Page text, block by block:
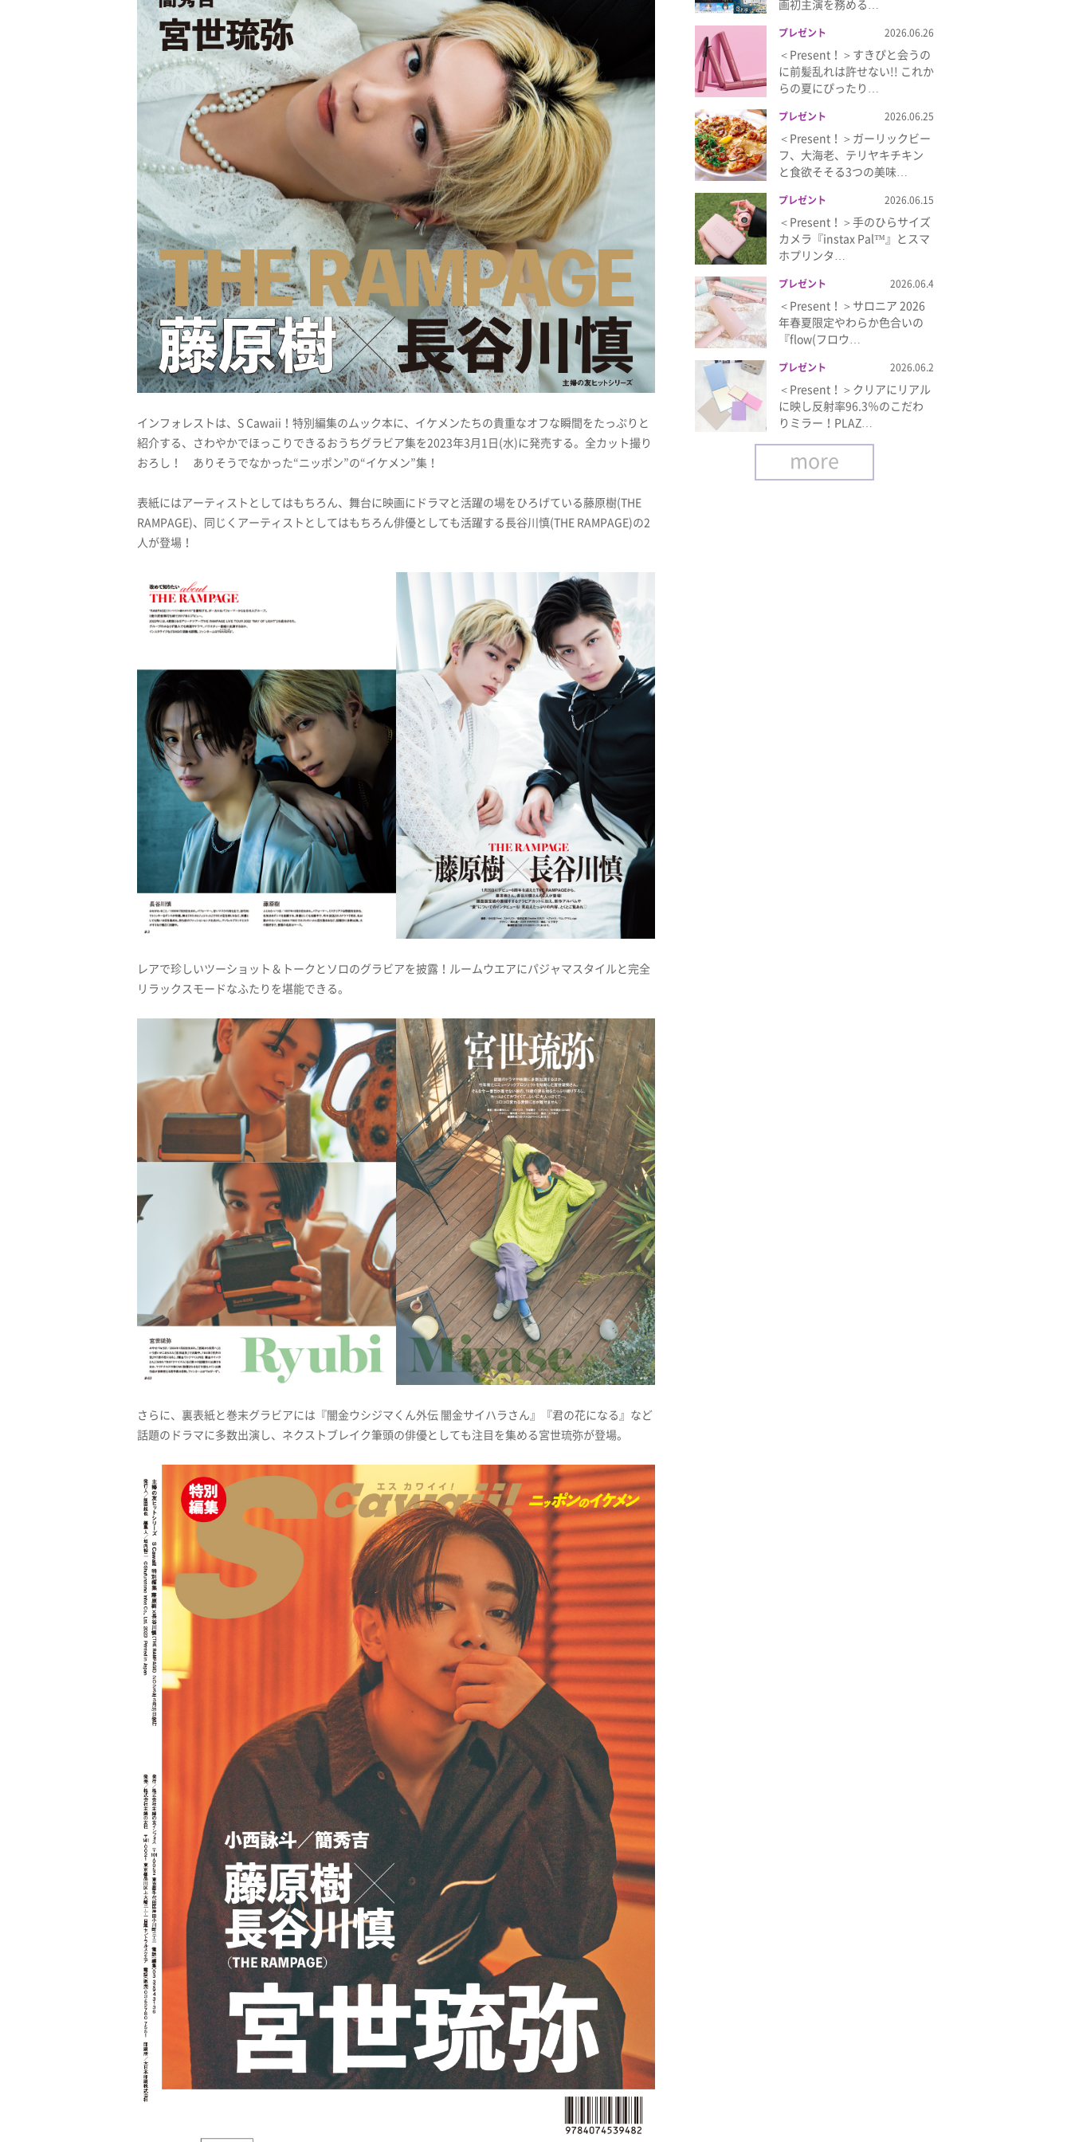
インフォレストは、S Cawaii！特別編集のムック本に、イケメンたちの貴重なオフな瞬間をたっぷりと
紹介する、さわやかでほっこりできるおうちグラビア集を2023年3月1日(水)に発売する。全カット撮り
おろし！ ありそうでなかった“ニッポン”の“イケメン”集！
表紙にはアーティストとしてはもちろん、舞台に映画にドラマと活躍の場をひろげている藤原樹(THE
RAMPAGE)、同じくアーティストとしてはもちろん俳優としても活躍する長谷川慎(THE RAMPAGE)の2
人が登場！
レアで珍しいツーショット＆トークとソロのグラビアを披露！ルームウエアにパジャマスタイルと完全
リラックスモードなふたりを堪能できる。
さらに、裏表紙と巻末グラビアには『闇金ウシジマくん外伝 闇金サイハラさん』『君の花になる』など
話題のドラマに多数出演し、ネクストブレイク筆頭の俳優としても注目を集める宮世琉弥が登場。
画初主演を務める…
プレゼント 2026.06.26
＜Present！＞すきぴと会うの
に前髪乱れは許せない!! これか
らの夏にぴったり…
プレゼント 2026.06.25
＜Present！＞ガーリックビー
フ、大海老、テリヤキチキン
と食欲そそる3つの美味…
プレゼント 2026.06.15
＜Present！＞手のひらサイズ
カメラ『instax Pal™』とスマ
ホプリンタ…
プレゼント 2026.06.4
＜Present！＞サロニア 2026
年春夏限定やわらか色合いの
『flow(フロウ…
プレゼント 2026.06.2
＜Present！＞クリアにリアル
に映し反射率96.3％のこだわ
りミラー！PLAZ…
more